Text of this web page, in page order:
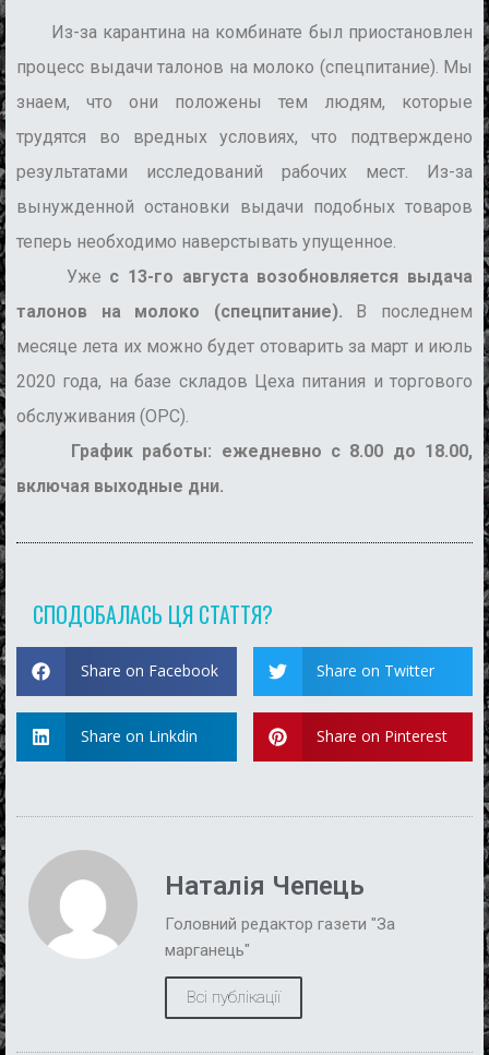
Из-за карантина на комбинате был приостановлен
процесс выдачи талонов на молоко (спецпитание). Мы
знаем, что они положены тем людям, которые
трудятся во вредных условиях, что подтверждено
результатами исследований рабочих мест. Из-за
вынужденной остановки выдачи подобных товаров
теперь необходимо наверстывать упущенное.
Уже с 13-го августа возобновляется выдача
талонов на молоко (спецпитание). В последнем
месяце лета их можно будет отоварить за март и июль
2020 года, на базе складов Цеха питания и торгового
обслуживания (ОРС).
График работы: ежедневно с 8.00 до 18.00,
включая выходные дни.
СПОДОБАЛАСЬ ЦЯ СТАТТЯ?
Share on Facebook Share on Twitter
Share on Linkdin Share on Pinterest
Наталія Чепець
Головний редактор газети "За
марганець"
Всі публікації